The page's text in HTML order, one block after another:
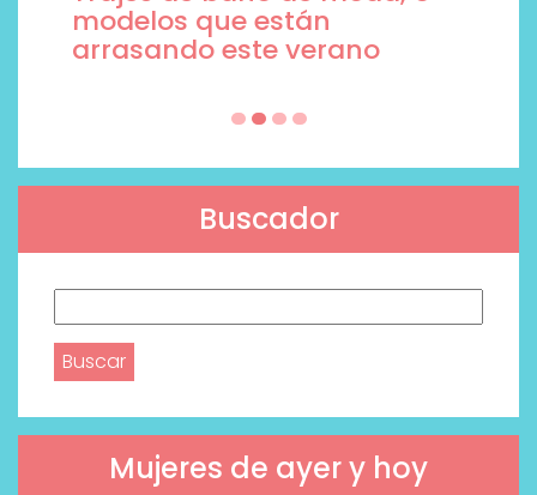
modelos que están
arrasando este verano
Buscador
Mujeres de ayer y hoy